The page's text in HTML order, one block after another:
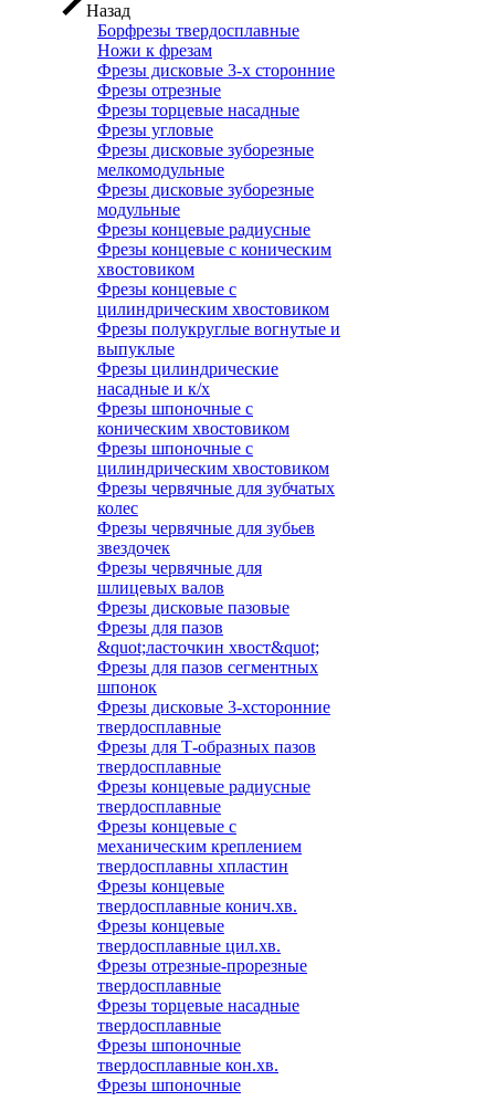
Назад
Борфрезы твердосплавные
Ножи к фрезам
Фрезы дисковые 3-х сторонние
Фрезы отрезные
Фрезы торцевые насадные
Фрезы угловые
Фрезы дисковые зуборезные
мелкомодульные
Фрезы дисковые зуборезные
модульные
Фрезы концевые радиусные
Фрезы концевые с коническим
хвостовиком
Фрезы концевые с
цилиндрическим хвостовиком
Фрезы полукруглые вогнутые и
выпуклые
Фрезы цилиндрические
насадные и к/х
Фрезы шпоночные с
коническим хвостовиком
Фрезы шпоночные с
цилиндрическим хвостовиком
Фрезы червячные для зубчатых
колес
Фрезы червячные для зубьев
звездочек
Фрезы червячные для
шлицевых валов
Фрезы дисковые пазовые
Фрезы для пазов
&quot;ласточкин хвост&quot;
Фрезы для пазов сегментных
шпонок
Фрезы дисковые 3-хсторонние
твердосплавные
Фрезы для Т-образных пазов
твердосплавные
Фрезы концевые радиусные
твердосплавные
Фрезы концевые с
механическим креплением
твердосплавны хпластин
Фрезы концевые
твердосплавные конич.хв.
Фрезы концевые
твердосплавные цил.хв.
Фрезы отрезные-прорезные
твердосплавные
Фрезы торцевые насадные
твердосплавные
Фрезы шпоночные
твердосплавные кон.хв.
Фрезы шпоночные